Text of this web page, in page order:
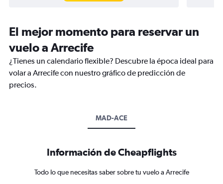
El mejor momento para reservar un
vuelo a Arrecife
¿Tienes un calendario flexible? Descubre la época ideal para
volar a Arrecife con nuestro gráfico de predicción de
precios.
MAD-ACE
Información de Cheapflights
Todo lo que necesitas saber sobre tu vuelo a Arrecife